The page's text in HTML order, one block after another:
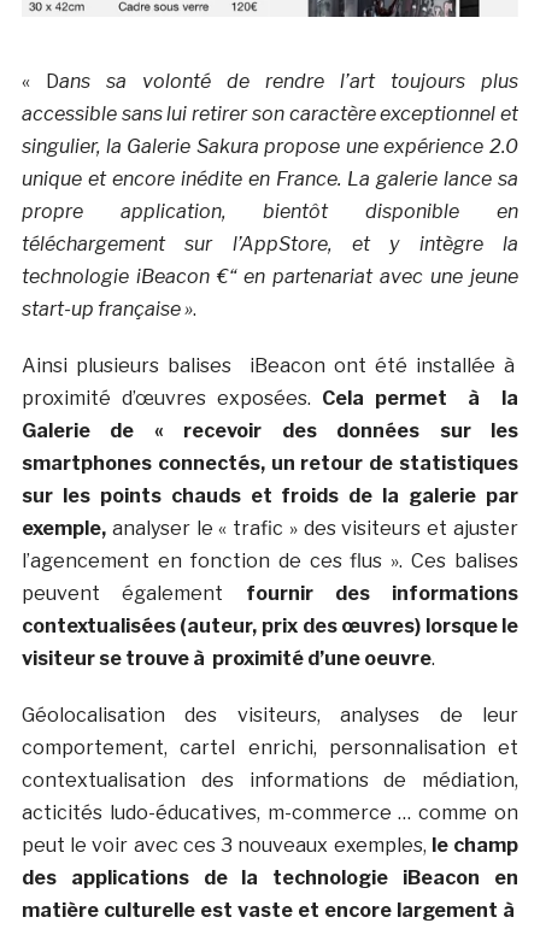
« Dans sa volonté de rendre l’art toujours plus
accessible sans lui retirer son caractère exceptionnel et
singulier, la Galerie Sakura propose une expérience 2.0
unique et encore inédite en France. La galerie lance sa
propre application, bientôt disponible en
téléchargement sur l’AppStore, et y intègre la
technologie iBeacon €“ en partenariat avec une jeune
start-up française ».
Ainsi plusieurs balises iBeacon ont été installée à
proximité d’œuvres exposées. Cela permet à la
Galerie de « recevoir des données sur les
smartphones connectés, un retour de statistiques
sur les points chauds et froids de la galerie par
exemple,analyser le « trafic » des visiteurs et ajuster
l’agencement en fonction de ces flus ». Ces balises
peuvent également fournir des informations
contextualisées (auteur, prix des œuvres) lorsque le
visiteur se trouve à proximité d’une oeuvre.
Géolocalisation des visiteurs, analyses de leur
comportement, cartel enrichi, personnalisation et
contextualisation des informations de médiation,
acticités ludo-éducatives, m-commerce … comme on
peut le voir avec ces 3 nouveaux exemples, le champ
des applications de la technologie iBeacon en
matière culturelle est vaste et encore largement à